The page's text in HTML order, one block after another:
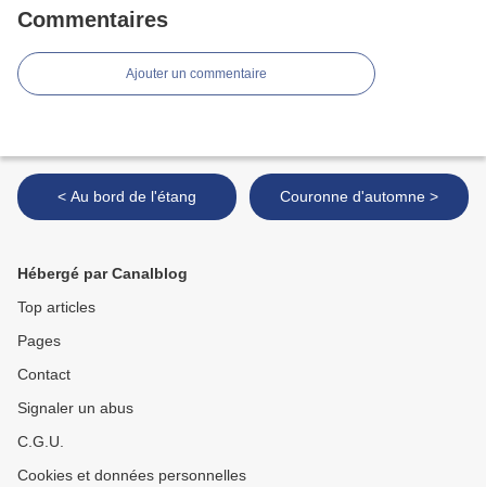
Commentaires
Ajouter un commentaire
< Au bord de l'étang Couronne d'automne >
Hébergé par Canalblog
Top articles
Pages
Contact
Signaler un abus
C.G.U.
Cookies et données personnelles